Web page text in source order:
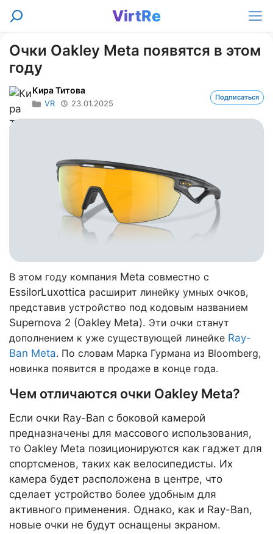
Перейти
VirtRe
Поиск
Очки Oakley Meta появятся в этом
году
Кира Титова
VR 23.01.2025
Подписаться
В этом году компания Meta совместно с
EssilorLuxottica расширит линейку умных очков,
представив устройство под кодовым названием
Supernova 2 (Oakley Meta). Эти очки станут
дополнением к уже существующей линейке Ray-
Ban Meta. По словам Марка Гурмана из Bloomberg,
новинка появится в продаже в конце года.
Чем отличаются очки Oakley Meta?
Если очки Ray-Ban с боковой камерой
предназначены для массового использования,
то Oakley Meta позиционируются как гаджет для
спортсменов, таких как велосипедисты. Их
камера будет расположена в центре, что
сделает устройство более удобным для
активного применения. Однако, как и Ray-Ban,
новые очки не будут оснащены экраном.